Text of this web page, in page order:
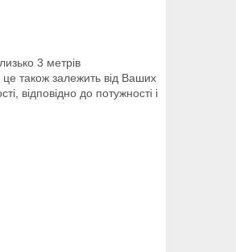
3 метрів
це також залежить від Ваших
відповідно до потужності і